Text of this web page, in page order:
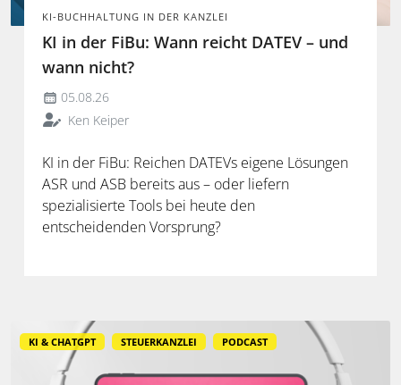
KI-BUCHHALTUNG IN DER KANZLEI
KI in der FiBu: Wann reicht DATEV – und
wann nicht?
05.08.26
Ken Keiper
KI in der FiBu: Reichen DATEVs eigene Lösungen
ASR und ASB bereits aus – oder liefern
spezialisierte Tools bei heute den
entscheidenden Vorsprung?
KI & CHATGPT STEUERKANZLEI PODCAST